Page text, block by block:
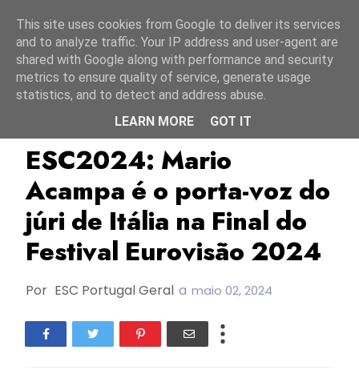
Itália Mario Acampa
ESC2024: Mario
Acampa é o porta-voz do
júri de Itália na Final do
Festival Eurovisão 2024
Por ESC Portugal Geral a maio 02, 2024
This site uses cookies from Google to deliver its services
and to analyze traffic. Your IP address and user-agent are
shared with Google along with performance and security
metrics to ensure quality of service, generate usage
statistics, and to detect and address abuse.
LEARN MORE
GOT IT